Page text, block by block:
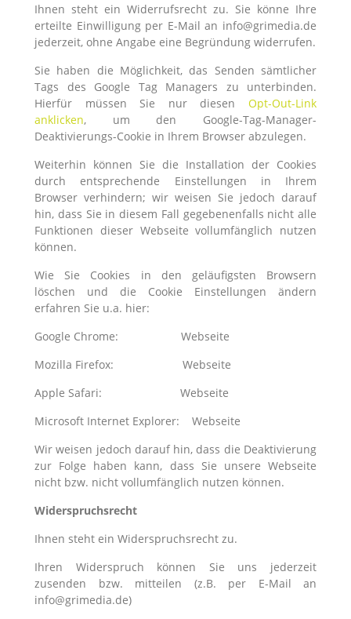
Ihnen steht ein Widerrufsrecht zu. Sie könne Ihre
erteilte Einwilligung per E-Mail an info@grimedia.de
jederzeit, ohne Angabe eine Begründung widerrufen.
Sie haben die Möglichkeit, das Senden sämtlicher
Tags des Google Tag Managers zu unterbinden.
Hierfür müssen Sie nur diesen Opt-Out-Link
anklicken, um den Google-Tag-Manager-
Deaktivierungs-Cookie in Ihrem Browser abzulegen.
Weiterhin können Sie die Installation der Cookies
durch entsprechende Einstellungen in Ihrem
Browser verhindern; wir weisen Sie jedoch darauf
hin, dass Sie in diesem Fall gegebenenfalls nicht alle
Funktionen dieser Webseite vollumfänglich nutzen
können.
Wie Sie Cookies in den geläufigsten Browsern
löschen und die Cookie Einstellungen ändern
erfahren Sie u.a. hier:
Google Chrome: Webseite
Mozilla Firefox: Webseite
Apple Safari: Webseite
Microsoft Internet Explorer: Webseite
Wir weisen jedoch darauf hin, dass die Deaktivierung
zur Folge haben kann, dass Sie unsere Webseite
nicht bzw. nicht vollumfänglich nutzen können.
Widerspruchsrecht
Ihnen steht ein Widerspruchsrecht zu.
Ihren Widerspruch können Sie uns jederzeit
zusenden bzw. mitteilen (z.B. per E-Mail an
info@grimedia.de)